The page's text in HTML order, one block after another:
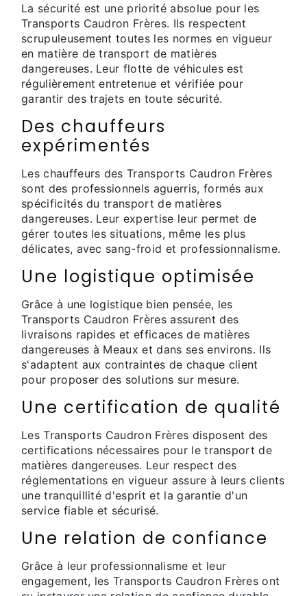
La sécurité est une priorité absolue pour les
Transports Caudron Frères. Ils respectent
scrupuleusement toutes les normes en vigueur
en matière de transport de matières
dangereuses. Leur flotte de véhicules est
régulièrement entretenue et vérifiée pour
garantir des trajets en toute sécurité.
Des chauffeurs
expérimentés
Les chauffeurs des Transports Caudron Frères
sont des professionnels aguerris, formés aux
spécificités du transport de matières
dangereuses. Leur expertise leur permet de
gérer toutes les situations, même les plus
délicates, avec sang-froid et professionnalisme.
Une logistique optimisée
Grâce à une logistique bien pensée, les
Transports Caudron Frères assurent des
livraisons rapides et efficaces de matières
dangereuses à Meaux et dans ses environs. Ils
s'adaptent aux contraintes de chaque client
pour proposer des solutions sur mesure.
Une certification de qualité
Les Transports Caudron Frères disposent des
certifications nécessaires pour le transport de
matières dangereuses. Leur respect des
réglementations en vigueur assure à leurs clients
une tranquillité d'esprit et la garantie d'un
service fiable et sécurisé.
Une relation de confiance
Grâce à leur professionnalisme et leur
engagement, les Transports Caudron Frères ont